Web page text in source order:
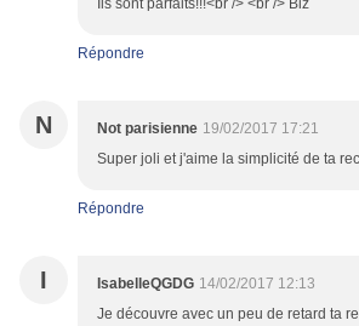
Ils sont parfaits!!!<br /> <br /> Biz
Répondre
N Not parisienne 19/02/2017 17:21
Super joli et j'aime la simplicité de ta
Répondre
I IsabelleQGDG 14/02/2017 12:13
Je découvre avec un peu de retard ta